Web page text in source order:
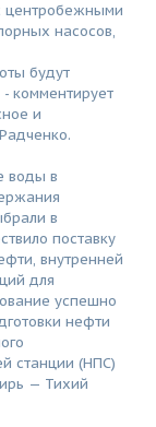
центробежными
насосов,
будут
комментирует
и
воды в
в
поставку
внутренней
для
успешно
нефти
станции (НПС)
— Тихий